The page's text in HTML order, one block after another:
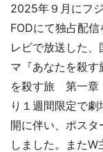
2025年９月にフ
FODにて独占配
レビで放送した
マ『あなたを殺
を殺す旅 第一章
り１週間限定で
開に伴い、ポス
しました。また